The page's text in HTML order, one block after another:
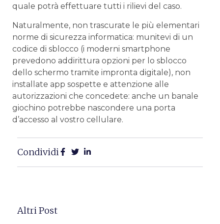
quale potrà effettuare tutti i rilievi del caso.
Naturalmente, non trascurate le più elementari
norme di sicurezza informatica: munitevi di un
codice di sblocco (i moderni smartphone
prevedono addirittura opzioni per lo sblocco
dello schermo tramite impronta digitale), non
installate app sospette e attenzione alle
autorizzazioni che concedete: anche un banale
giochino potrebbe nascondere una porta
d’accesso al vostro cellulare.
Condividi
Altri Post